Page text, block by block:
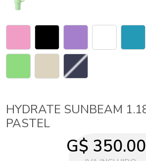
HYDRATE SUNBEAM
PASTEL
G$